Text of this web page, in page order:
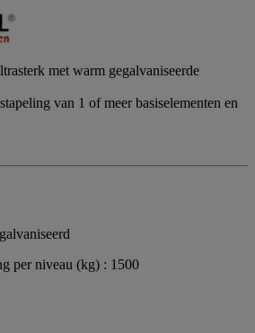
met warm gegalvaniseerde
van 1 of meer basiselementen en
per niveau (kg) : 1500